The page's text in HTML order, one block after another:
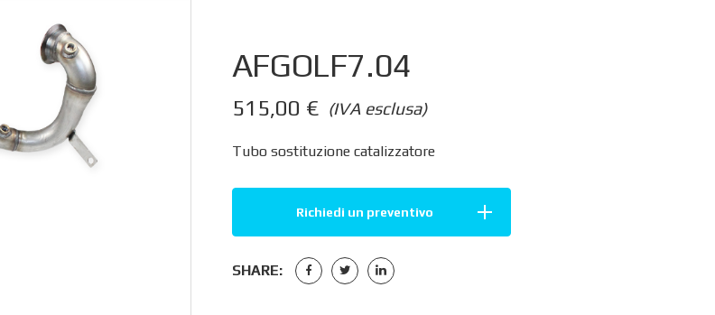
AFGOLF7.04
(IVA esclusa)
515,00 €
Tubo sostituzione catalizzatore
Richiedi un preventivo
SHARE: